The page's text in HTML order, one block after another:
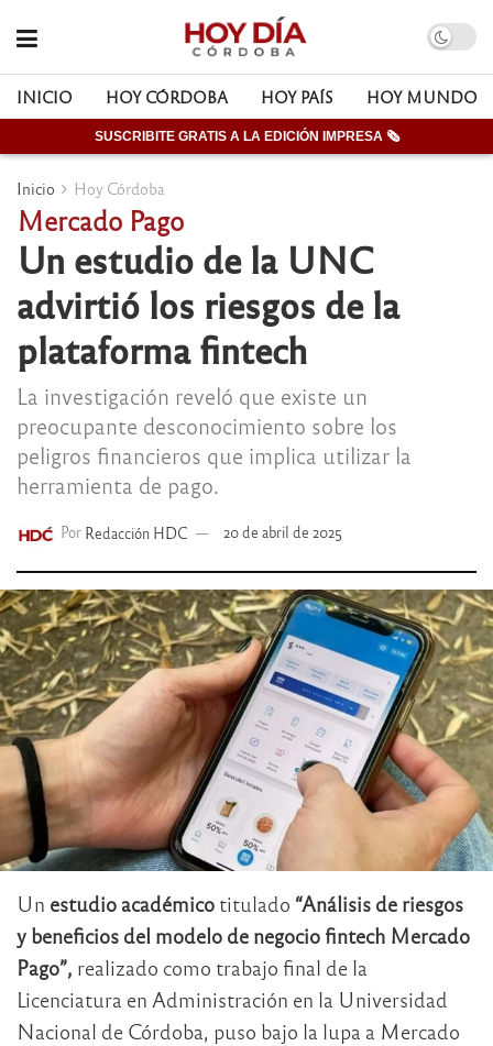
INICIO HOY CÓRDOBA HOY PAÍS HOY MUNDO
SUSCRIBITE GRATIS A LA EDICIÓN IMPRESA 🗞
Inicio Hoy Córdoba
Mercado Pago
Un estudio de la UNC
advirtió los riesgos de la
plataforma fintech
La investigación reveló que existe un
preocupante desconocimiento sobre los
peligros financieros que implica utilizar la
herramienta de pago.
Por Redacción HDC 20 de abril de 2025
Un estudio académico titulado “Análisis de riesgos
y beneficios del modelo de negocio fintech Mercado
Pago”, realizado como trabajo final de la
Licenciatura en Administración en la Universidad
Nacional de Córdoba, puso bajo la lupa a Mercado